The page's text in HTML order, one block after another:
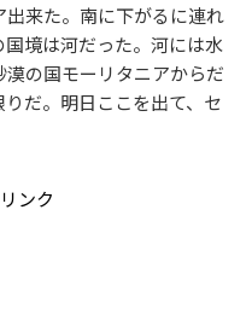
来た。南に下がるに連れ
境は河だった。河には水
の国モーリタニアからだ
だ。明日ここを出て、セ
ンク